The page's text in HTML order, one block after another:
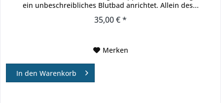
ein unbeschreibliches Blutbad anrichtet. Allein des...
35,00 € *
Merken
In den Warenkorb